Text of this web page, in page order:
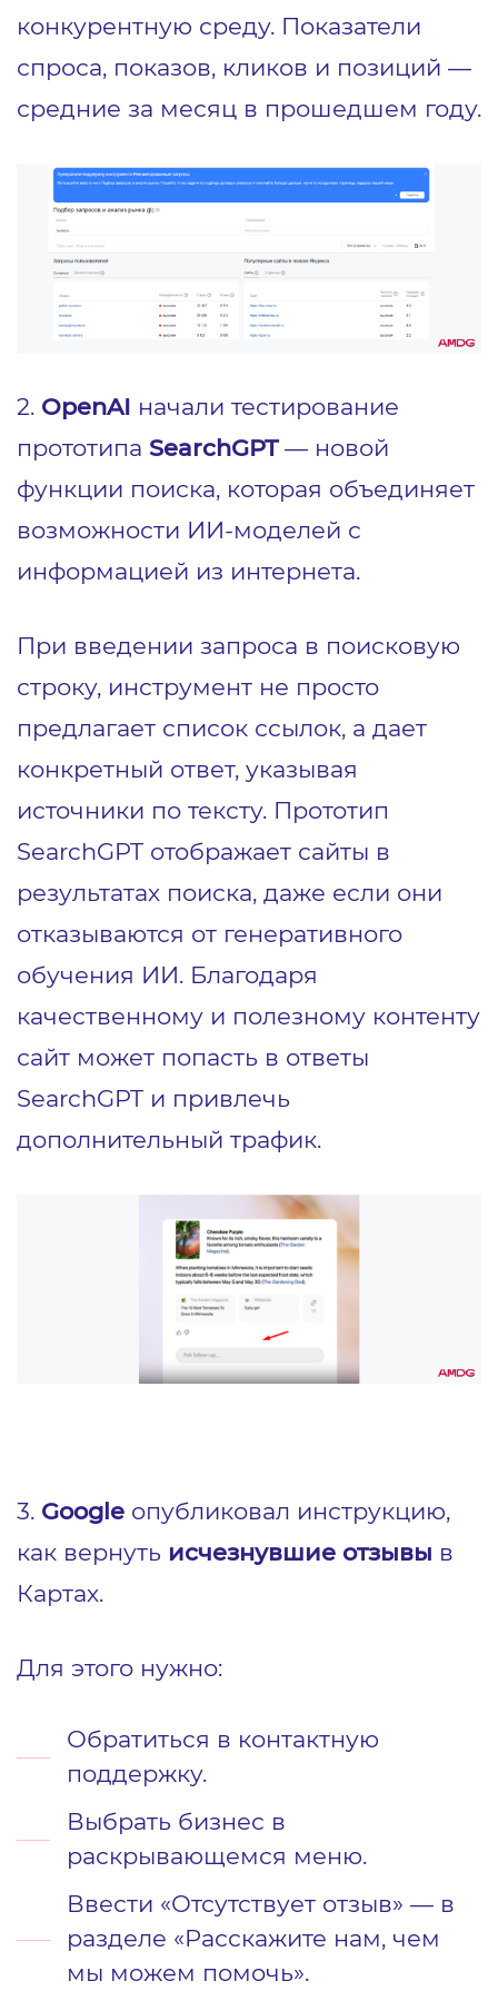
конкурентную среду. Показатели
спроса, показов, кликов и позиций —
средние за месяц в прошедшем году.
2. OpenAI начали тестирование
прототипа SearchGPT— новой
функции поиска, которая объединяет
возможности ИИ-моделей с
информацией из интернета.
При введении запроса в поисковую
строку, инструмент не просто
предлагает список ссылок, а дает
конкретный ответ, указывая
источники по тексту. Прототип
SearchGPT отображает сайты в
результатах поиска, даже если они
отказываются от генеративного
обучения ИИ. Благодаря
качественному и полезному контенту
сайт может попасть в ответы
SearchGPT и привлечь
дополнительный трафик.
3. Google опубликовал инструкцию,
как вернуть исчезнувшие отзывы в
Картах.
Для этого нужно:
Обратиться в контактную
поддержку.
Выбрать бизнес в
раскрывающемся меню.
Ввести «Отсутствует отзыв» — в
разделе «Расскажите нам, чем
мы можем помочь».